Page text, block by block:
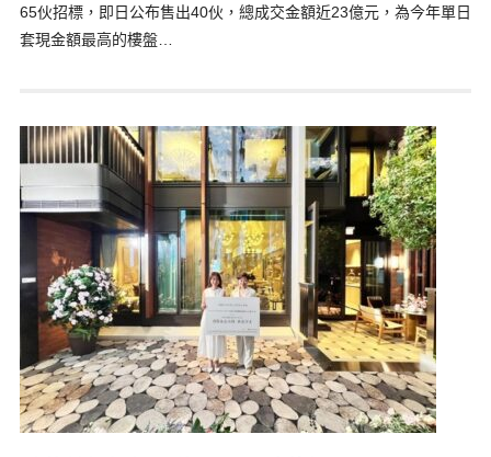
65伙招標，即日公布售出40伙，總成交金額近23億元，為今年單日
套現金額最高的樓盤…